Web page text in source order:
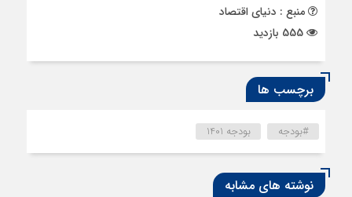
منبع : دنیای اقتصاد
برچسب ها
#بودجه بودجه 1401
نوشته های مشابه